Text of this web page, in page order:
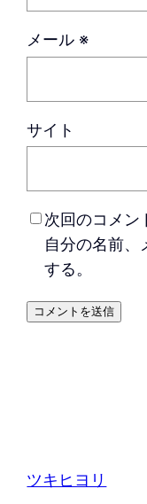
メール ※
サイト
次回のコメン
自分の名前、
する。
ツキヒヨリ